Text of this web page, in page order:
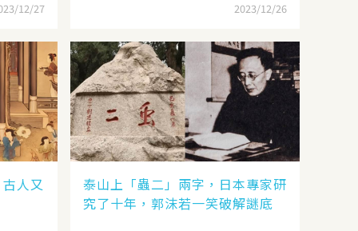
12/27 2023/12/26
人又
泰山上「蟲二」兩字，日本專家研
究了十年，郭沫若一笑破解謎底